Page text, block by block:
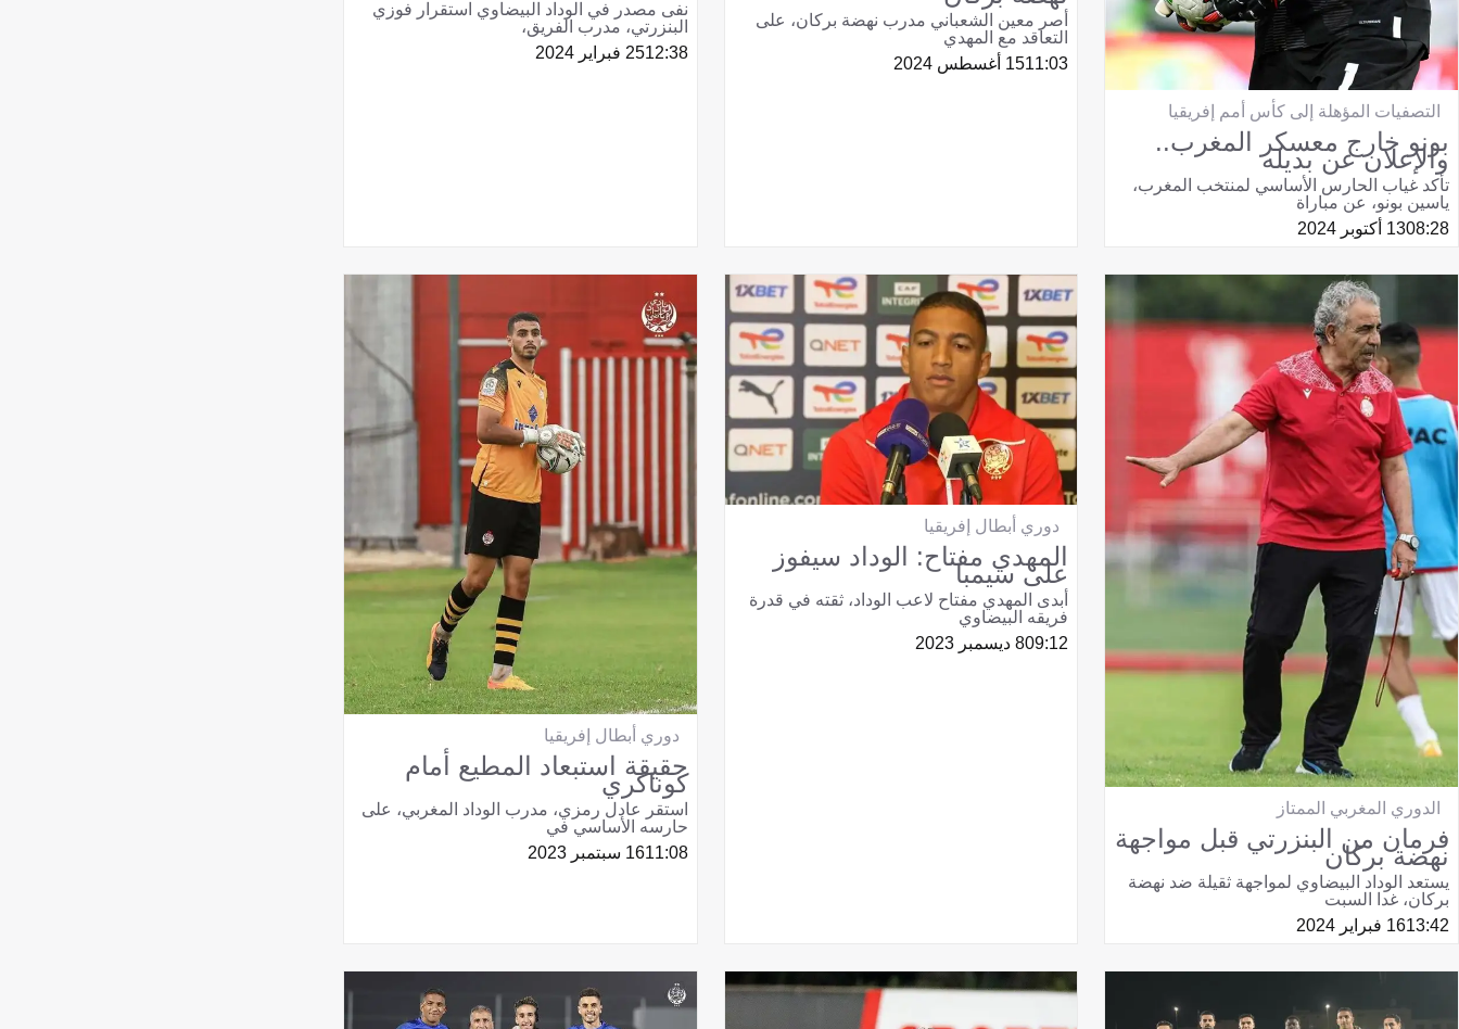
التصفيات المؤهلة إلى كأس أمم إفريقيا
بونو خارج معسكر المغرب..
والإعلان عن بديله
تأكد غياب الحارس الأساسي لمنتخب المغرب،
ياسين بونو، عن مباراة
08:2813 أكتوبر 2024
أصر معين الشعباني مدرب نهضة بركان، على
التعاقد مع المهدي
11:0315 أغسطس 2024
نفى مصدر في الوداد البيضاوي استقرار فوزي
البنزرتي، مدرب الفريق،
12:3825 فبراير 2024
الدوري المغربي الممتاز
فرمان من البنزرتي قبل مواجهة
نهضة بركان
يستعد الوداد البيضاوي لمواجهة ثقيلة ضد نهضة
بركان، غدا السبت
13:4216 فبراير 2024
دوري أبطال إفريقيا
المهدي مفتاح: الوداد سيفوز
على سيمبا
أبدى المهدي مفتاح لاعب الوداد، ثقته في قدرة
فريقه البيضاوي
09:128 ديسمبر 2023
دوري أبطال إفريقيا
حقيقة استبعاد المطيع أمام
كوناكري
استقر عادل رمزي، مدرب الوداد المغربي، على
حارسه الأساسي في
11:0816 سبتمبر 2023